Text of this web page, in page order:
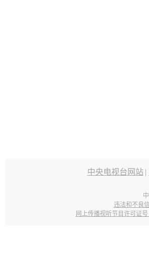
中央电视台网站 |
违法和不良
网上传播视听节目许可证号